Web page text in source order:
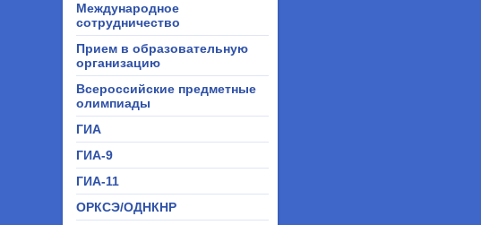
Международное
сотрудничество
Прием в образовательную
организацию
Всероссийские предметные
олимпиады
ГИА
ГИА-9
ГИА-11
ОРКСЭ/ОДНКНР